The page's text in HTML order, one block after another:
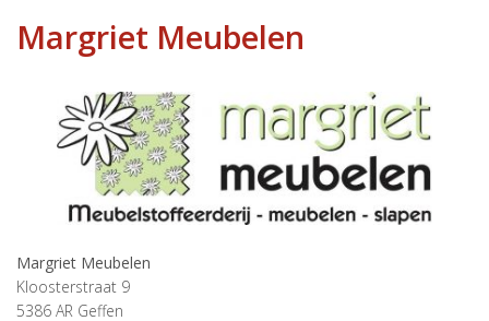
Margriet Meubelen
Margriet Meubelen
Kloosterstraat 9
5386 AR Geffen